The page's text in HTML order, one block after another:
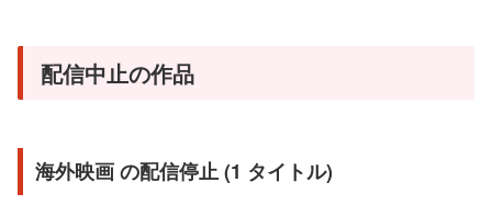
配信中止の作品
海外映画 の配信停止 (1 タイトル)